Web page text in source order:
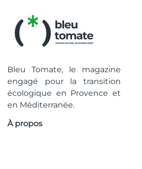
Bleu Tomate, le magazine
engagé pour la transition
écologique en Provence et
en Méditerranée.
À propos